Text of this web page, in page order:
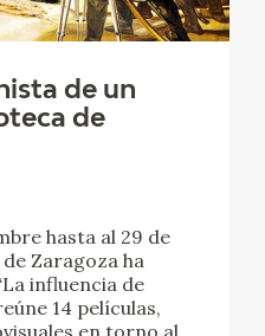
de un
de
hasta al 29 de
Zaragoza ha
influencia de
14 películas,
en torno al